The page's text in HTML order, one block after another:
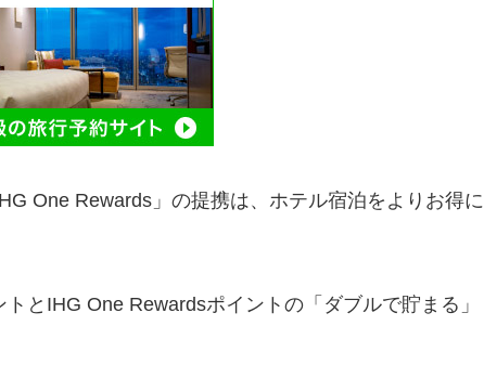
One Rewards」の提携は、ホテル宿泊をよりお得に
とIHG One Rewardsポイントの「ダブルで貯まる」